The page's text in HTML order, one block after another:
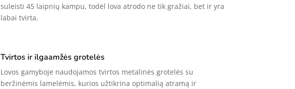
suleisti 45 laipnių kampu, todėl lova atrodo ne tik gražiai, bet ir yra
labai tvirta.
Tvirtos ir ilgaamžės grotelės
Lovos gamyboje naudojamos tvirtos metalinės grotelės su
beržinėmis lamelėmis, kurios užtikrina optimalią atramą ir